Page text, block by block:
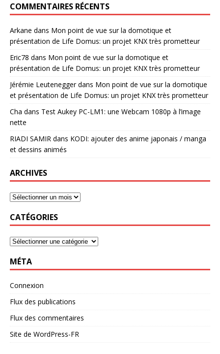
COMMENTAIRES RÉCENTS
Arkane dans Mon point de vue sur la domotique et
présentation de Life Domus: un projet KNX très prometteur
Eric78 dans Mon point de vue sur la domotique et
présentation de Life Domus: un projet KNX très prometteur
Jérémie Leuteneggerdans Mon point de vue sur la domotique
et présentation de Life Domus: un projet KNX très prometteur
Cha dans Test Aukey PC-LM1: une Webcam 1080p à l’image
nette
RIADI SAMIR dans KODI: ajouter des anime japonais / manga
et dessins animés
ARCHIVES
CATÉGORIES
MÉTA
Connexion
Flux des publications
Flux des commentaires
Site de WordPress-FR